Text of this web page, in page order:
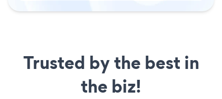
Trusted by the best in
the biz!